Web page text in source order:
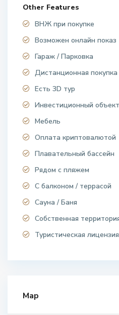
Other Features
ВНЖ при покупке
Возможен онлайн показ
Гараж / Парковка
Дистанционная покупка
Есть 3D тур
Инвестиционный объект
Мебель
Оплата криптовалютой
Плавательный бассейн
Рядом с пляжем
С балконом / террасой
Сауна / Баня
Собственная
Туристическая лицензия
Map